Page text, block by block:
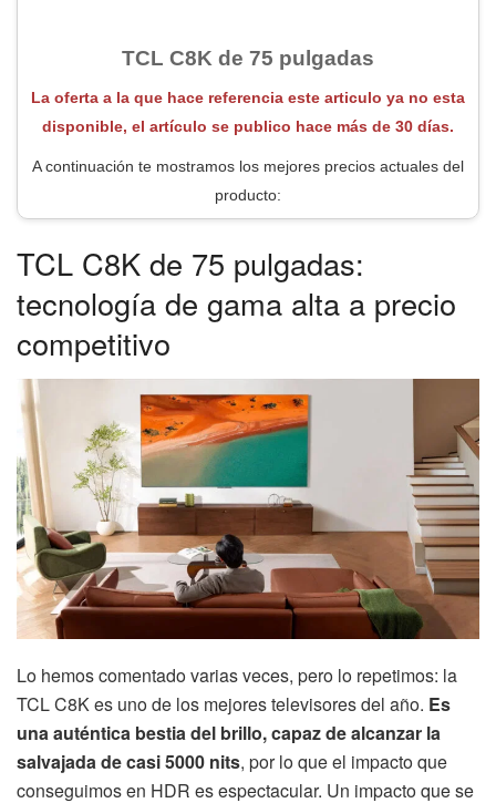
TCL C8K de 75 pulgadas
La oferta a la que hace referencia este articulo ya no esta
disponible, el artículo se publico hace más de 30 días.
A continuación te mostramos los mejores precios actuales del
producto:
TCL C8K de 75 pulgadas:
tecnología de gama alta a precio
competitivo
Lo hemos comentado varias veces, pero lo repetimos: la
TCL C8K es uno de los mejores televisores del año. Es
una auténtica bestia del brillo, capaz de alcanzar la
salvajada de casi 5000 nits, por lo que el impacto que
conseguimos en HDR es espectacular. Un impacto que se